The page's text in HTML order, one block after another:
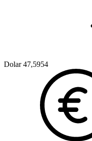
Dolar 47,5954